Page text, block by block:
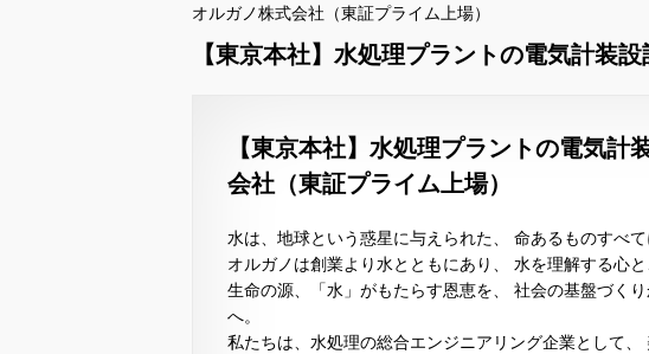
オルガノ株式会社（東証プライム上場）
【東京本社】水処理プラントの電気計装
【東京本社】水処理プラントの電気計
会社（東証プライム上場）
水は、地球という惑星に与えられた、 命あるものすべて
オルガノは創業より水とともにあり、 水を理解する心
生命の源、「水」がもたらす恩恵を、 社会の基盤づく
へ。
私たちは、水処理の総合エンジニアリング企業として